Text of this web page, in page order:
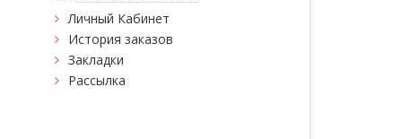
Личный Кабинет
История заказов
Закладки
Рассылка